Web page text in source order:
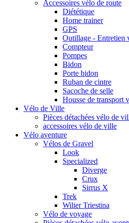
Accessoires vélo de route
Diététique
Home trainer
GPS
Outillage - Entretien
Compteur
Pompes
Bidon
Porte bidon
Ruban de cintre
Sacoche de selle
Housse de transport
Vélo de Ville
Pièces détachées vélo de
accessoires vélo de ville
Vélo aventure
Vélos de Gravel
Look
Specialized
Diverge
Crux
Sirrus X
Trek
Wilier Triestina
Vélo de voyage